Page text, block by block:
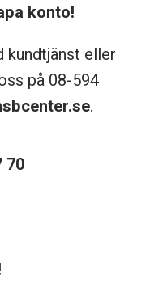
konto!
kundtjänst eller
på 08-594
.
70